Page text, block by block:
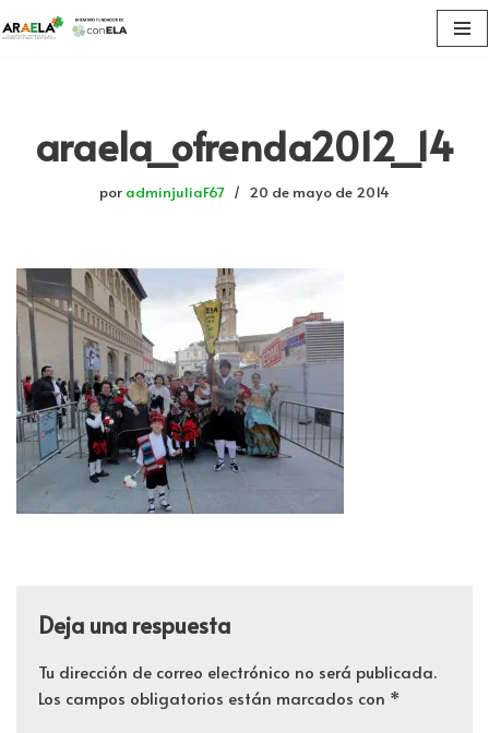
araela_ofrenda2012_14
por adminjuliaF67 20 de mayo de 2014
Deja una respuesta
Tu dirección de correo electrónico no será publicada.
Los campos obligatorios están marcados con *